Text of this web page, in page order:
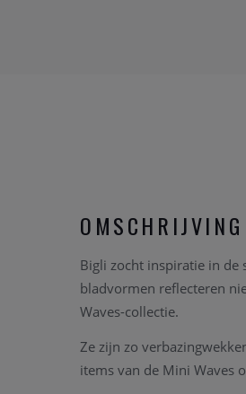
OMSCHRIJVING
Bigli zocht inspiratie in de
bladvormen reflecteren
Waves-collectie.
Ze zijn zo
items van de Mini Waves